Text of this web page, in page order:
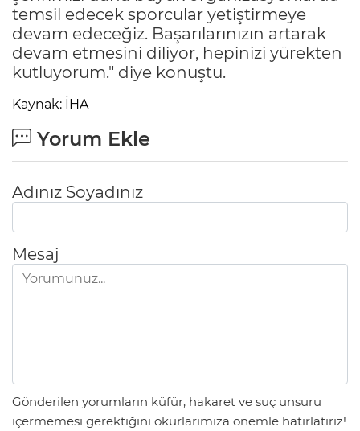
temsil edecek sporcular yetiştirmeye
devam edeceğiz. Başarılarınızın artarak
devam etmesini diliyor, hepinizi yürekten
kutluyorum." diye konuştu.
Kaynak: İHA
Yorum Ekle
Adınız Soyadınız
Mesaj
Gönderilen yorumların küfür, hakaret ve suç unsuru
içermemesi gerektiğini okurlarımıza önemle hatırlatırız!